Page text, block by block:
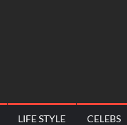
LIFE STYLE CELEBS